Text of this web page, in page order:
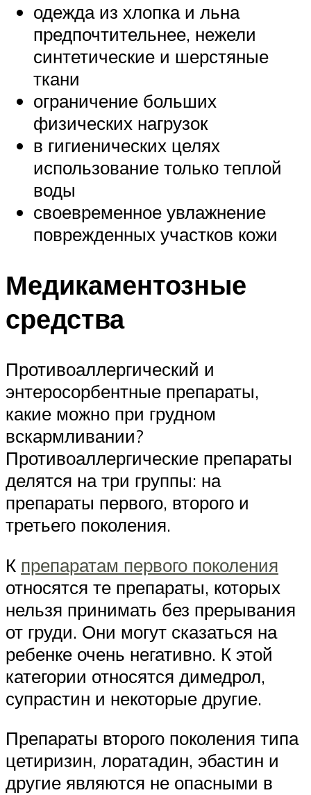
одежда из хлопка и льна
предпочтительнее, нежели
синтетические и шерстяные
ткани
ограничение больших
физических нагрузок
в гигиенических целях
использование только теплой
воды
своевременное увлажнение
поврежденных участков кожи
Медикаментозные
средства
Противоаллергический и
энтеросорбентные препараты,
какие можно при грудном
вскармливании?
Противоаллергические препараты
делятся на три группы: на
препараты первого, второго и
третьего поколения.
К препаратам первого поколения
относятся те препараты, которых
нельзя принимать без прерывания
от груди. Они могут сказаться на
ребенке очень негативно. К этой
категории относятся димедрол,
супрастин и некоторые другие.
Препараты второго поколения типа
цетиризин, лоратадин, эбастин и
другие являются не опасными в